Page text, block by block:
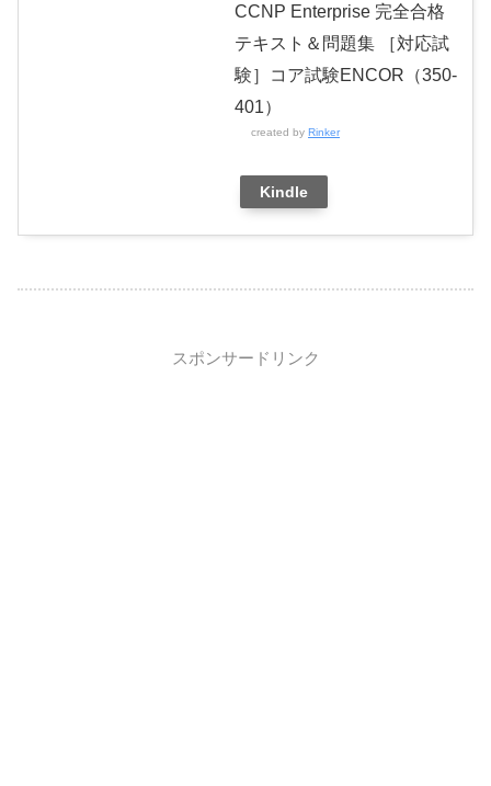
CCNP Enterprise 完全合格
テキスト＆問題集 ［対応試
験］コア試験ENCOR（350-
401）
created by Rinker
Kindle
スポンサードリンク